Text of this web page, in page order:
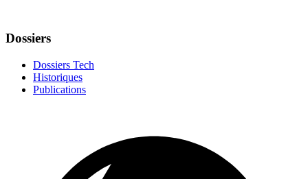
Dossiers
Dossiers Tech
Historiques
Publications